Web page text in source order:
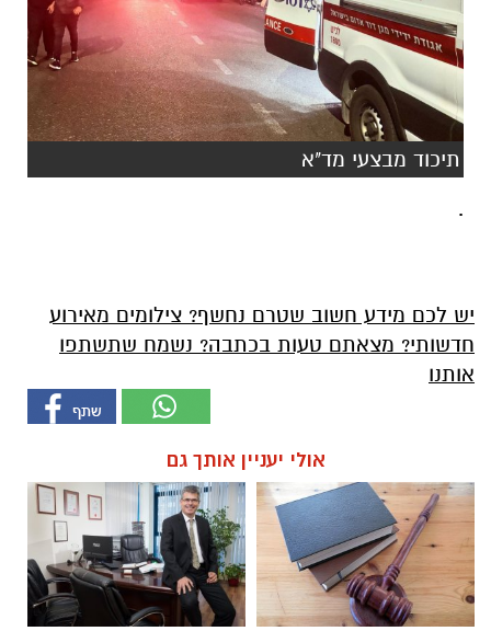
תיכוד מבצעי מד"א
.
יש לכם מידע חשוב שטרם נחשף? צילומים מאירוע
חדשותי? מצאתם טעות בכתבה? נשמח שתשתפו
אותנו
אולי יעניין אותך גם